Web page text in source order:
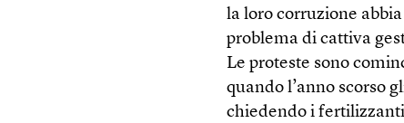
la loro corruzione
problema di cattiva
Le proteste sono
quando l’anno scorso
chiedendo i